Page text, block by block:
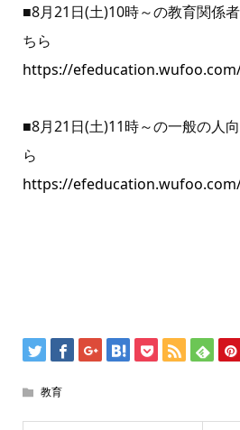
■8月21日(土)10時～の教育関係
ちら
https://
■8月21日(土)11時～の一般の人
ら
https://
教育